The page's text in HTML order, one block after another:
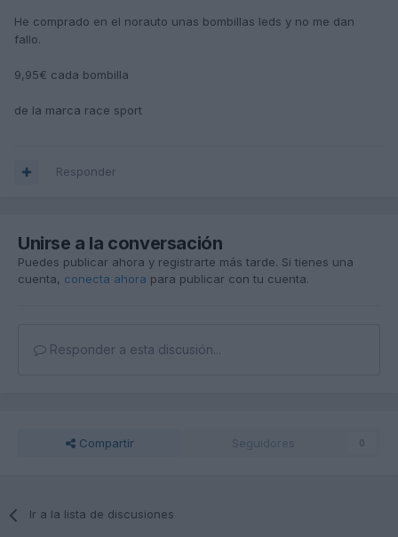
He comprado en el norauto unas bombillas leds y no me dan
fallo.
9,95€ cada bombilla
de la marca race sport
Responder
Unirse a la conversación
Puedes publicar ahora y registrarte más tarde. Si tienes una
cuenta, conecta ahora para publicar con tu cuenta.
Responder a esta discusión...
Compartir Seguidores 0
Ir a la lista de discusiones